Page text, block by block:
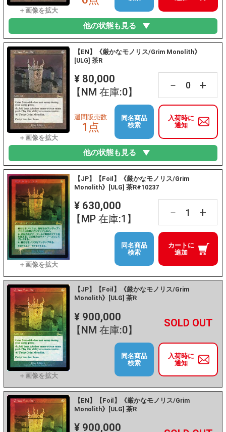
他の状態も見る
【EN】《厳かなモノリス/Grim Monolith》
[ULG] 茶R
¥ 80,000
【NM 在庫:0】
－ +
入荷時に
通知
週間販売数
1点
同名商品
検索
他の状態も見る
【JP】【Foil】《厳かなモノリス/Grim
Monolith》[ULG] 茶R#10237
¥ 630,000
【MP 在庫:1】
－ +
カートに
追加
同名商品
検索
【JP】【Foil】《厳かなモノリス/Grim
Monolith》[ULG] 茶R
¥ 900,000
【NM 在庫:0】
－ +
入荷時に
通知
同名商品
検索
【EN】【Foil】《厳かなモノリス/Grim
Monolith》[ULG] 茶R
¥ 900,000